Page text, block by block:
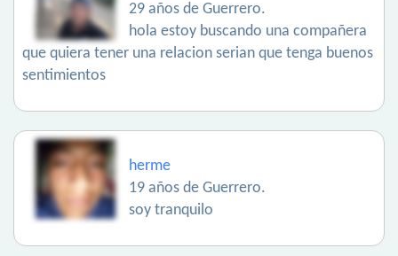
29 años de Guerrero.
hola estoy buscando una compañera
que quiera tener una relacion serian que tenga buenos
sentimientos
herme
19 años de Guerrero.
soy tranquilo